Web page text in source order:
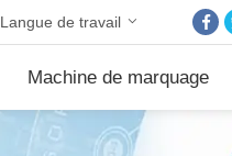
Langue de travail
Machine de marquage
Laser
À